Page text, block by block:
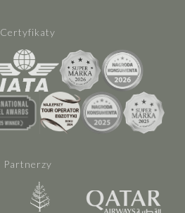
Certyfikaty
Partnerzy